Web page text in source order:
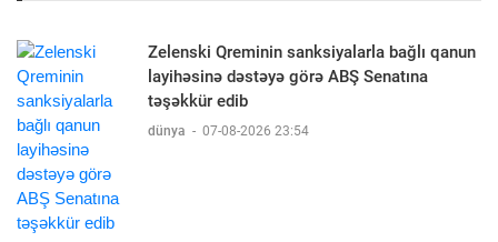
Zelenski Qreminin sanksiyalarla bağlı qanun
layihəsinə dəstəyə görə ABŞ Senatına
təşəkkür edib
dünya - 07-08-2026 23:54